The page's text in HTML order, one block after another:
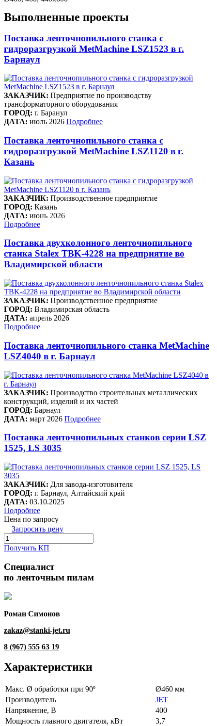
Выполненные проекты
Поставка ленточнопильного станка c
гидроразгрузкой MetMachine LSZ1523 в г.
Барнаул
ЗАКАЗЧИК: Предприятие по производству
трансформаторного оборудования
ГОРОД: г. Баранул
ДАТА: июль 2026 Подробнее
Поставка ленточнопильного станка c
гидроразгрузкой MetMachine LSZ1120 в г.
Казань
ЗАКАЗЧИК: Производственное предприятие
ГОРОД: Казань
ДАТА: июнь 2026
Подробнее
Поставка двухколонного ленточнопильного
станка Stalex TBK-4228 на предприятие во
Владимирской области
ЗАКАЗЧИК: Производственное предприятие
ГОРОД: Владимирская область
ДАТА: апрель 2026
Подробнее
Поставка ленточнопильного станка MetMachine
LSZ4040 в г. Барнаул
ЗАКАЗЧИК: Производство строительных металлических
конструкций, изделий и их частей
ГОРОД: Барнаул
ДАТА: март 2026 Подробнее
Поставка ленточнопильных станков серии LSZ
1525, LS 3035
ЗАКАЗЧИК: Для завода-изготовителя
ГОРОД: г. Барнаул, Алтайский край
ДАТА: 03.10.2025
Подробнее
Цена по запросу
Запросить цену
Получить КП
Специалист
по ленточным пилам
Роман Симонов
zakaz@stanki-jet.ru
8 (967) 555 63 19
Характеристики
Макс. Ø обработки при 90º
Ø460 мм
Производитель
JET
Напряжение, В
400
Мощность главного двигателя, кВт
3,7